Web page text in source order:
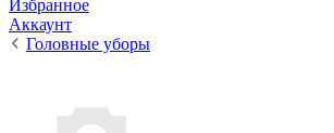
Избранное
Аккаунт
Головные уборы